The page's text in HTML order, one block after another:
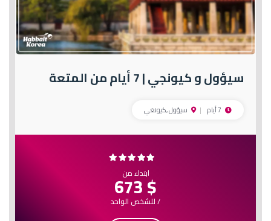
سيؤول و كيونجي | 7 أيام من المتعة
سيؤول ,كيونغي
ابتداء من$ 673
/ للشخص الواحد